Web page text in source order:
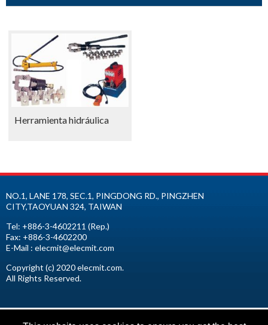
Herramienta hidráulica
NO.1, LANE 178, SEC.1, PINGDONG RD., PINGZHEN
CITY,TAOYUAN 324, TAIWAN
Tel: +886-3-4602211 (Rep.)
Fax: +886-3-4602200
E-Mail : elecmit@elecmit.com
Copyright (c) 2020 elecmit.com.
All Rights Reserved.